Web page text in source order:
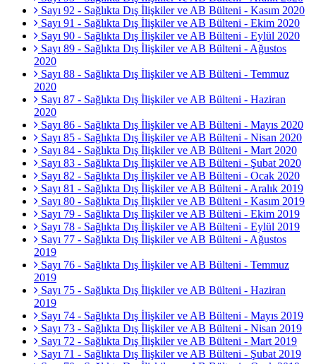
Sayı 92 - Sağlıkta Dış İlişkiler ve AB Bülteni - Kasım 2020
Sayı 91 - Sağlıkta Dış İlişkiler ve AB Bülteni - Ekim 2020
Sayı 90 - Sağlıkta Dış İlişkiler ve AB Bülteni - Eylül 2020
Sayı 89 - Sağlıkta Dış İlişkiler ve AB Bülteni - Ağustos
2020
Sayı 88 - Sağlıkta Dış İlişkiler ve AB Bülteni - Temmuz
2020
Sayı 87 - Sağlıkta Dış İlişkiler ve AB Bülteni - Haziran
2020
Sayı 86 - Sağlıkta Dış İlişkiler ve AB Bülteni - Mayıs 2020
Sayı 85 - Sağlıkta Dış İlişkiler ve AB Bülteni - Nisan 2020
Sayı 84 - Sağlıkta Dış İlişkiler ve AB Bülteni - Mart 2020
Sayı 83 - Sağlıkta Dış İlişkiler ve AB Bülteni - Şubat 2020
Sayı 82 - Sağlıkta Dış İlişkiler ve AB Bülteni - Ocak 2020
Sayı 81 - Sağlıkta Dış İlişkiler ve AB Bülteni - Aralık 2019
Sayı 80 - Sağlıkta Dış İlişkiler ve AB Bülteni - Kasım 2019
Sayı 79 - Sağlıkta Dış İlişkiler ve AB Bülteni - Ekim 2019
Sayı 78 - Sağlıkta Dış İlişkiler ve AB Bülteni - Eylül 2019
Sayı 77 - Sağlıkta Dış İlişkiler ve AB Bülteni - Ağustos
2019
Sayı 76 - Sağlıkta Dış İlişkiler ve AB Bülteni - Temmuz
2019
Sayı 75 - Sağlıkta Dış İlişkiler ve AB Bülteni - Haziran
2019
Sayı 74 - Sağlıkta Dış İlişkiler ve AB Bülteni - Mayıs 2019
Sayı 73 - Sağlıkta Dış İlişkiler ve AB Bülteni - Nisan 2019
Sayı 72 - Sağlıkta Dış İlişkiler ve AB Bülteni - Mart 2019
Sayı 71 - Sağlıkta Dış İlişkiler ve AB Bülteni - Şubat 2019